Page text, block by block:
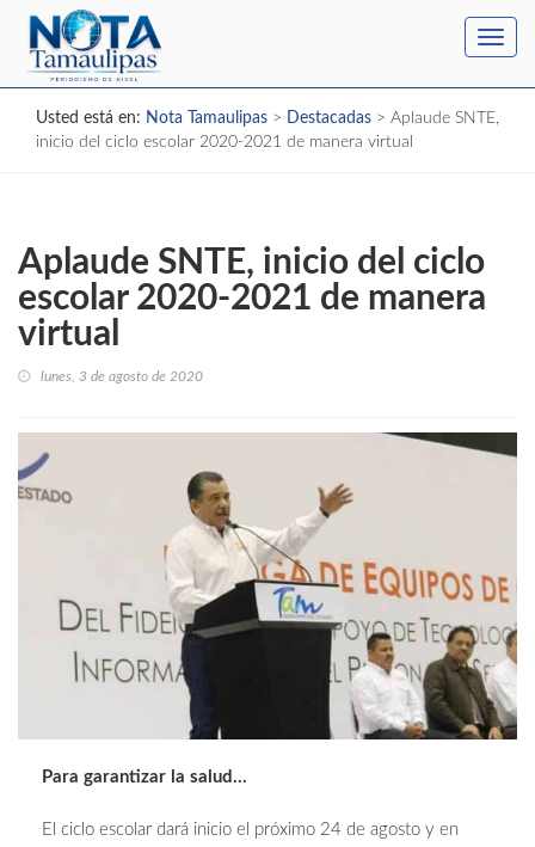
Usted está en: Nota Tamaulipas > Destacadas > Aplaude SNTE,
inicio del ciclo escolar 2020-2021 de manera virtual
Aplaude SNTE, inicio del ciclo
escolar 2020-2021 de manera
virtual
lunes, 3 de agosto de 2020
Para garantizar la salud…
El ciclo escolar dará inicio el próximo 24 de agosto y en